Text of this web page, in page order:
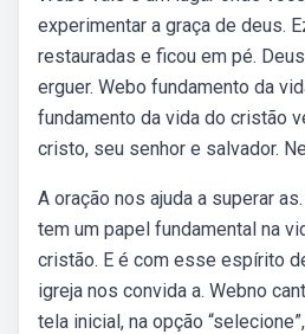
experimentar a graça de deus.
restauradas e ficou em pé.
erguer. Webo fundamento da
fundamento da vida do cristão
cristo, seu senhor e salvador.
A oração nos ajuda a superar
tem um papel fundamental na
cristão. E é com esse espírito
igreja nos convida a. Webno
tela inicial, na opção